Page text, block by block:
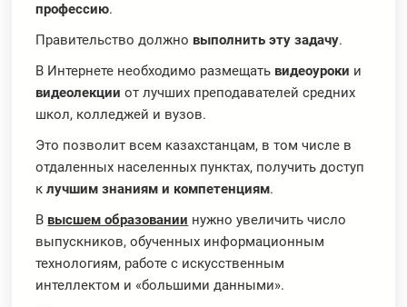
профессию.
Правительство должно выполнить эту задачу.
В Интернете необходимо размещать видеоуроки и
видеолекции от лучших преподавателей средних
школ, колледжей и вузов.
Это позволит всем казахстанцам, в том числе в
отдаленных населенных пунктах, получить доступ
клучшим знаниям и компетенциям.
В высшем образовании нужно увеличить число
выпускников, обученных информационным
технологиям, работе с искусственным
интеллектом и «большими данными».